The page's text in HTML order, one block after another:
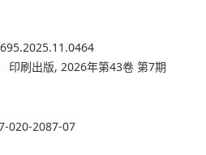
印刷出版, 2026年第43卷 第7期
020-2087-07